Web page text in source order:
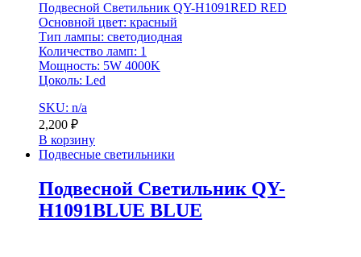
Подвесной Светильник QY-H1091RED RED
Основной цвет: красный
Тип лампы: светодиодная
Количество ламп: 1
Мощность: 5W 4000K
Цоколь: Led
SKU: n/a
2,200 ₽
В корзину
Подвесные светильники
Подвесной Светильник QY-
H1091BLUE BLUE